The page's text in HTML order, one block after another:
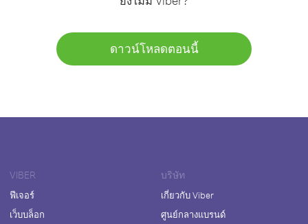
ดาวน์โหลดตอนนี้
VIBER
ฟีเจอร์
เว็บบล็อก
บริษัท
เกี่ยวกับ Viber
ศูนย์กลางแบรนด์